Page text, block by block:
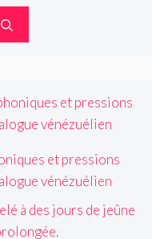
et pressions
vénézuélien